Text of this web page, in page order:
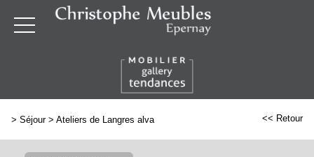
> Séjour> Ateliers de Langres alva << Retour